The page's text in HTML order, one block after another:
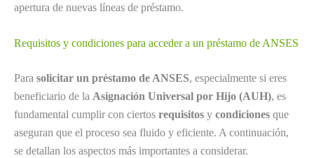
apertura de nuevas líneas de préstamo.
Requisitos y condiciones para acceder a un préstamo de ANSES
Para solicitar un préstamo de ANSES, especialmente si eres
beneficiario de la Asignación Universal por Hijo (AUH), es
fundamental cumplir con ciertos requisitos y condiciones que
aseguran que el proceso sea fluido y eficiente. A continuación,
se detallan los aspectos más importantes a considerar.